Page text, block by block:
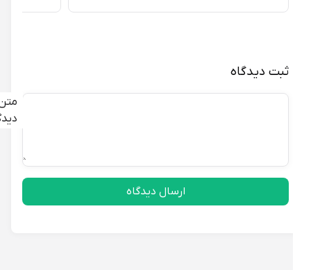
ثبت دیدگاه
متن
دیدگاه
ارسال دیدگاه